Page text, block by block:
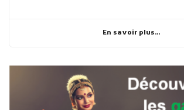
En savoir plus...